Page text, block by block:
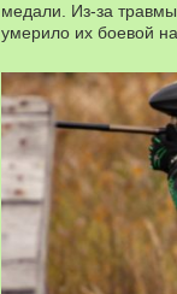
медали. Из-за травмы
умерило их боевой